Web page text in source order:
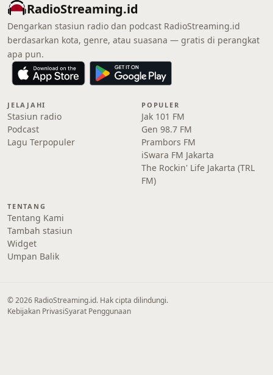
RadioStreaming.id
Dengarkan stasiun radio dan podcast RadioStreaming.id
berdasarkan kota, genre, atau suasana — gratis di perangkat
apa pun.
JELAJAHI
Stasiun radio
Podcast
Lagu Terpopuler
POPULER
Jak 101 FM
Gen 98.7 FM
Prambors FM
iSwara FM Jakarta
The Rockin' Life Jakarta (TRL
FM)
TENTANG
Tentang Kami
Tambah stasiun
Widget
Umpan Balik
© 2026 RadioStreaming.id. Hak cipta dilindungi.
Kebijakan PrivasiSyarat Penggunaan